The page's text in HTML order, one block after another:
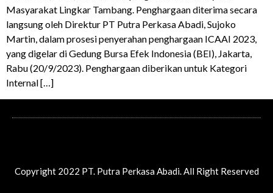
Masyarakat Lingkar Tambang. Penghargaan diterima secara
langsung oleh Direktur PT Putra Perkasa Abadi, Sujoko
Martin, dalam prosesi penyerahan penghargaan ICAAI 2023,
yang digelar di Gedung Bursa Efek Indonesia (BEI), Jakarta,
Rabu (20/9/2023). Penghargaan diberikan untuk Kategori
Internal […]
Copyright 2022 PT. Putra Perkasa Abadi. All Right Reserved